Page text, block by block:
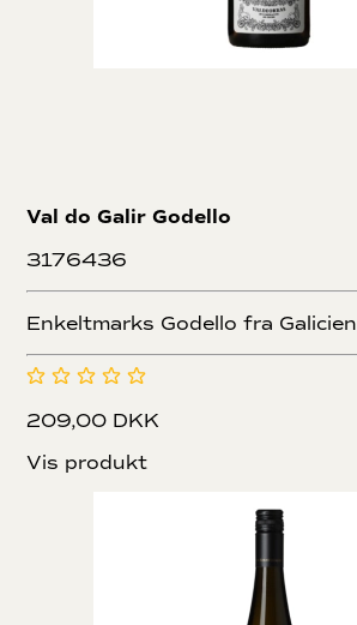
Val do Galir Godello
3176436
Enkeltmarks Godello fra Galicien
209,00 DKK
Vis produkt